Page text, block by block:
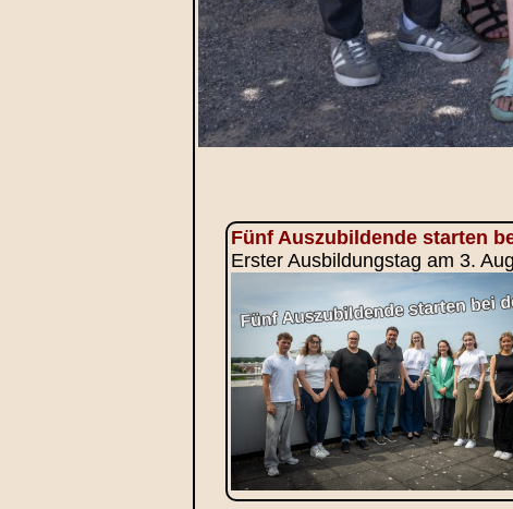
Fünf Auszubildende starten
Erster Ausbildungstag am 3.